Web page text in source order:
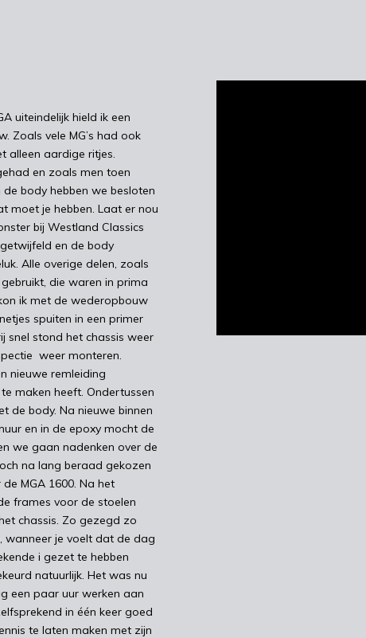
uiteindelijk hield ik een
Zoals vele MG’s had ook
alleen aardige ritjes.
en zoals men toen
body hebben we besloten
moet je hebben. Laat er nou
bij Westland Classics
en de body
Alle overige delen, zoals
die waren in prima
ik met de wederopbouw
spuiten in een primer
snel stond het chassis weer
weer monteren.
nieuwe remleiding
maken heeft. Ondertussen
de body. Na nieuwe binnen
en in de epoxy mocht de
we gaan nadenken over de
na lang beraad gekozen
MGA 1600. Na het
frames voor de stoelen
chassis. Zo gezegd zo
je voelt dat de dag
i gezet te hebben
natuurlijk. Het was nu
een paar uur werken aan
in één keer goed
te laten maken met zijn